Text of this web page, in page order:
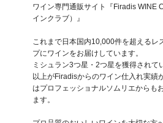
ワイン専門通販サイト『Firadis WINE
インクラブ）』
これまで日本国内10,000件を超えるレ
プにワインをお届けしています。
ミシュラン3つ星・2つ星を獲得されて
以上がFiradisからのワイン仕入れ実績
はプロフェッショナルソムリエからも
ます。